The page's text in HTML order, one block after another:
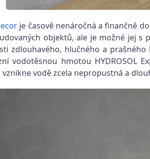
je časově nenáročná a finančně
objektů, ale je možné jej
zdlouhavého, hlučného a
vodotěsnou hmotou HYDROSOL
vodě zcela nepropustná a